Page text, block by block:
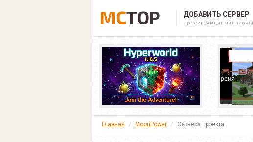
MCTOP ДОБАВИТЬ СЕРВЕР
проект увидят миллионы
Главная MoonPower Сервера проекта